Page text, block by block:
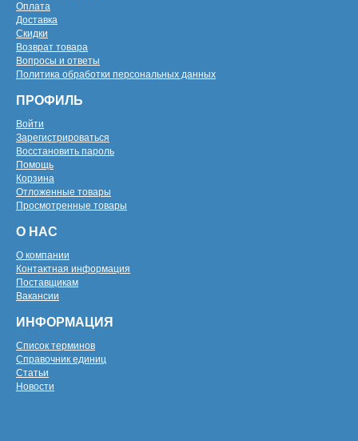
Оплата
Доставка
Скидки
Возврат товара
Вопросы и ответы
Политика обработки персональных данных
ПРОФИЛЬ
Войти
Зарегистрироваться
Восстановить пароль
Помощь
Корзина
Отложенные товары
Просмотренные товары
О НАС
О компании
Контактная информация
Поставщикам
Вакансии
ИНФОРМАЦИЯ
Список терминов
Справочник единиц
Статьи
Новости